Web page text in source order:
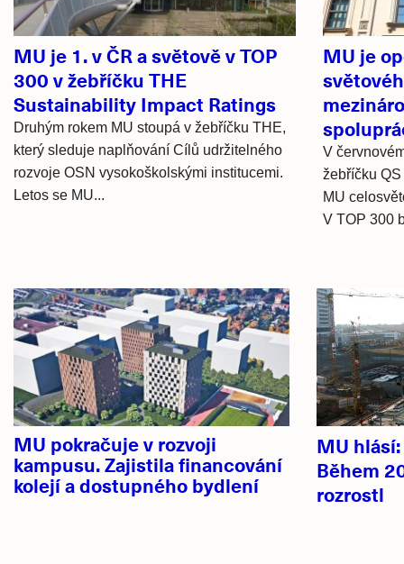
MU je 1. v ČR a světově v TOP
300 v žebříčku THE
Sustainability Impact Ratings
Druhým rokem MU stoupá v žebříčku THE,
který sleduje naplňování Cílů udržitelného
rozvoje OSN vysokoškolskými institucemi.
Letos se MU...
MU je
V
žebříčku
MU
V TOP 300
Hlavní
novinky
MU pokračuje v rozvoji
kampusu. Zajistila financování
kolejí a dostupného bydlení
MU
Během
rozrostl